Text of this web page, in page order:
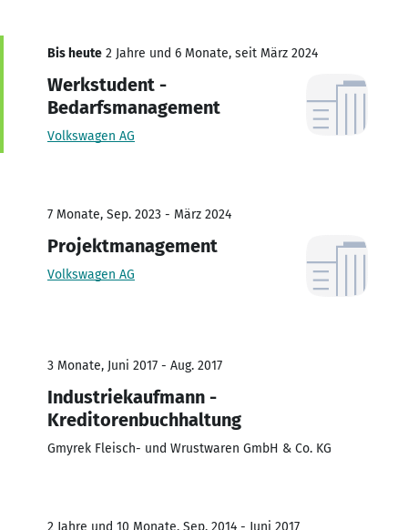
Bis heute 2 Jahre und 6 Monate, seit März 2024
Werkstudent -
Bedarfsmanagement
Volkswagen AG
7 Monate, Sep. 2023 - März 2024
Projektmanagement
Volkswagen AG
3 Monate, Juni 2017 - Aug. 2017
Industriekaufmann -
Kreditorenbuchhaltung
Gmyrek Fleisch- und Wrustwaren GmbH & Co. KG
2 Jahre und 10 Monate, Sep. 2014 - Juni 2017